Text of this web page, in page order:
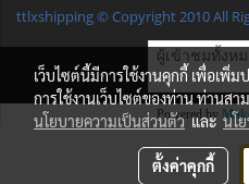
ttlxshipping © Copyright 2010 All
ผู้เข้าชมทั้งห
Powered by
เว็บไซต์นี้มีการใช้งานคุกกี้ เพื่อเ
การใช้งานเว็บไซต์ของท่าน ท่านสา
นโยบายความเป็นส่วนตัวและ นโ
ตั้งค่าคุกกี้